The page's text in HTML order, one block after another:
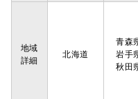
地域
詳細
北海道
青森
岩手
秋田